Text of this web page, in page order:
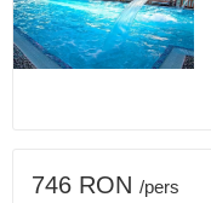
746 RON /pers